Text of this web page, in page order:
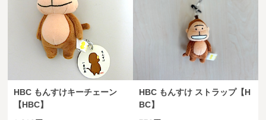
HBC もんすけキーチェーン
【HBC】
HBC もんすけ ストラップ【H
BC】